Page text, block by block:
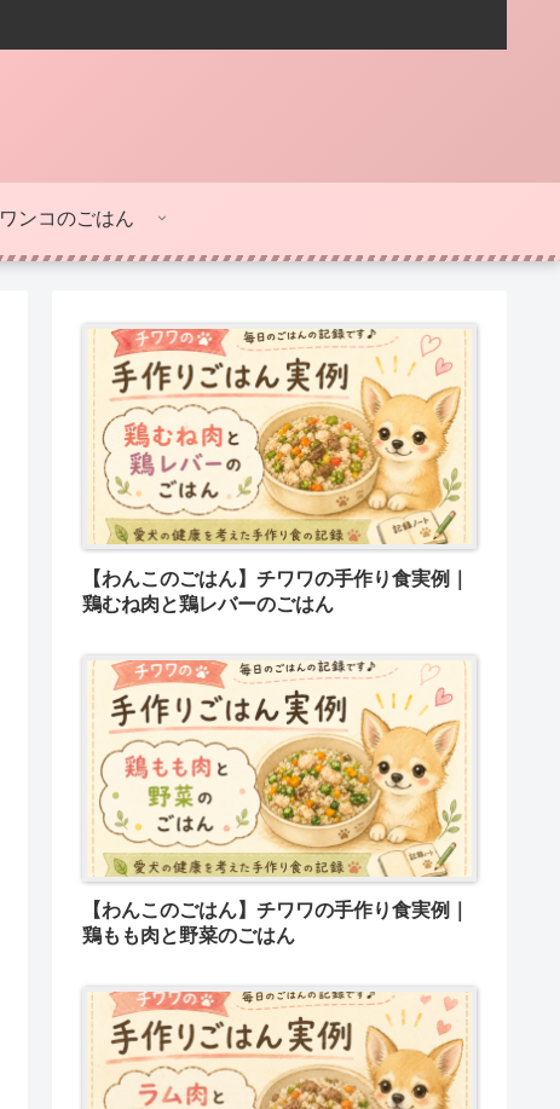
ワンコのごはん
【わんこのごはん】チワワの手作り食実例｜
鶏むね肉と鶏レバーのごはん
【わんこのごはん】チワワの手作り食実例｜
鶏もも肉と野菜のごはん